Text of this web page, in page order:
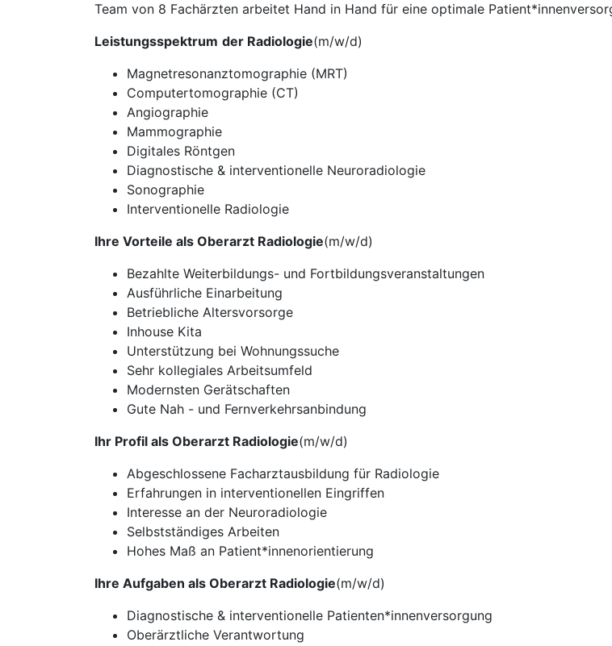
Team von 8 Fachärzten arbeitet Hand in Hand für eine optimale
Leistungsspektrum der Radiologie(m/w/d)
Magnetresonanztomographie (MRT)
Computertomographie (CT)
Angiographie
Mammographie
Digitales Röntgen
Diagnostische & interventionelle Neuroradiologie
Sonographie
Interventionelle Radiologie
Ihre Vorteile als Oberarzt Radiologie(m/w/d)
Bezahlte Weiterbildungs- und Fortbildungsveranstaltungen
Ausführliche Einarbeitung
Betriebliche Altersvorsorge
Inhouse Kita
Unterstützung bei Wohnungssuche
Sehr kollegiales Arbeitsumfeld
Modernsten Gerätschaften
Gute Nah - und Fernverkehrsanbindung
Ihr Profil als Oberarzt Radiologie(m/w/d)
Abgeschlossene Facharztausbildung für Radiologie
Erfahrungen in interventionellen Eingriffen
Interesse an der Neuroradiologie
Selbstständiges Arbeiten
Hohes Maß an Patient*innenorientierung
Ihre Aufgaben als Oberarzt Radiologie(m/w/d)
Diagnostische & interventionelle Patienten*innenversorgung
Oberärztliche Verantwortung